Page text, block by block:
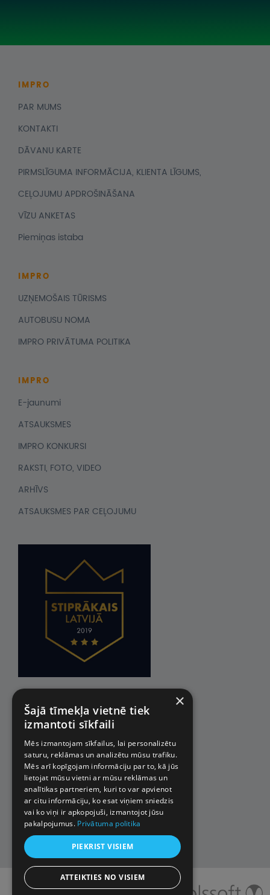
IMPRO
PAR MUMS
KONTAKTI
DĀVANU KARTE
PIRMSLĪGUMA INFORMĀCIJA, KLIENTA LĪGUMS,
CEĻOJUMU APDROŠINĀŠANA
VĪZU ANKETAS
Piemiņas istaba
IMPRO
UZŅEMOŠAIS TŪRISMS
AUTOBUSU NOMA
IMPRO PRIVĀTUMA POLITIKA
IMPRO
E-jaunumi
ATSAUKSMES
IMPRO KONKURSI
RAKSTI, FOTO, VIDEO
ARHĪVS
ATSAUKSMES PAR CEĻOJUMU
© 2026 Impro ceļojumi. Visas
×
Šajā tīmekļa vietnē tiek
izmantoti sīkfaili
Mēs izmantojam sīkfailus, lai personalizētu
saturu, reklāmas un analizētu mūsu trafiku.
Mēs arī kopīgojam informāciju par to, kā jūs
lietojat mūsu vietni ar mūsu reklāmas un
analītikas partneriem, kuri to var apvienot
ar citu informāciju, ko esat viņiem sniedzis
vai ko viņi ir apkopojuši, izmantojot jūsu
pakalpojumus. Privātuma politika
PIEKRIST VISIEM
ATTEIKTIES NO VISIEM